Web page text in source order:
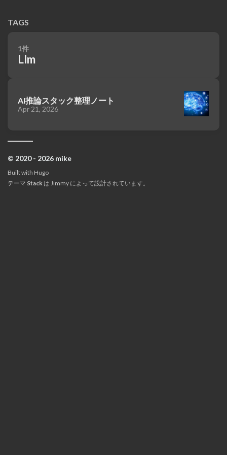
TAGS
1件
Llm
AI推論スタック整理ノート
Apr 21, 2026
© 2020 - 2026 mike
Built with Hugo
テーマ Stack は Jimmy によって設計されています。